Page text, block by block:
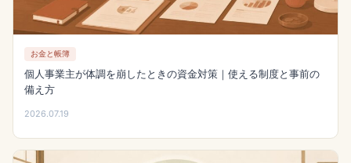
お金と帳簿
個人事業主が体調を崩したときの資金対策｜使える制度と事前の
備え方
2026.07.19